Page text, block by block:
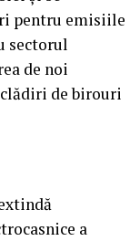
pentru emisiile
sectorul
de noi
de birouri
a